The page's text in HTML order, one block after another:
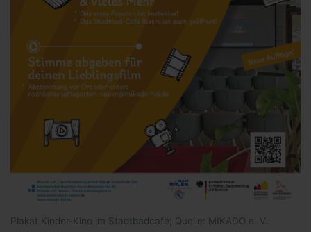
Plakat Kinder-Kino im Stadtbadcafé; Quelle: MIKADO e. V.